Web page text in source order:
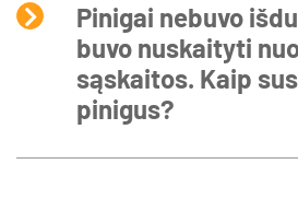
Pinigai nebuvo
buvo nuskaityti
sąskaitos. Kaip
pinigus?